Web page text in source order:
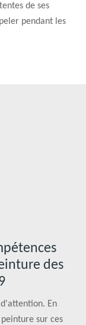
de ses
pendant les
des
d'attention. En
sur ces